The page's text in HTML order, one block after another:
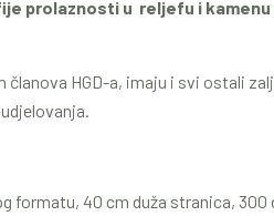
prolaznosti u reljefu i
HGD-a, imaju i svi ostali
formatu, 40 cm duža stranica,